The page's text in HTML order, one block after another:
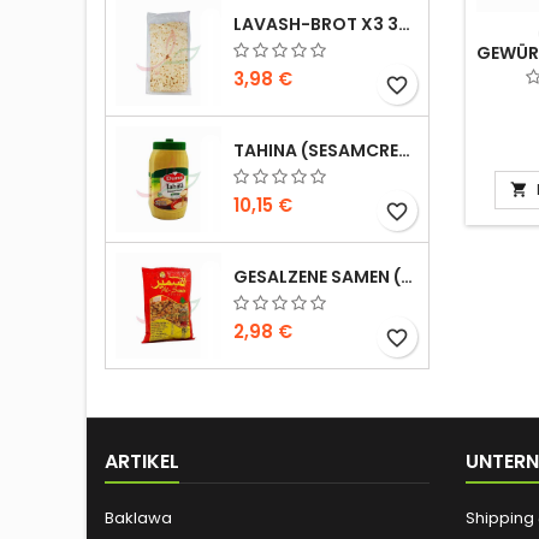
LAVASH-BROT X3 300G
3,98 € favorite_border
TAHINA (SESAMCREME) DURRA 800G
10,15 € favorite_border
GESALZENE SAMEN (GROSSE GRÖSSE) ALSAMIR 300G
2,98 € favorite_border

ARTIKEL
Baklawa
Shipping